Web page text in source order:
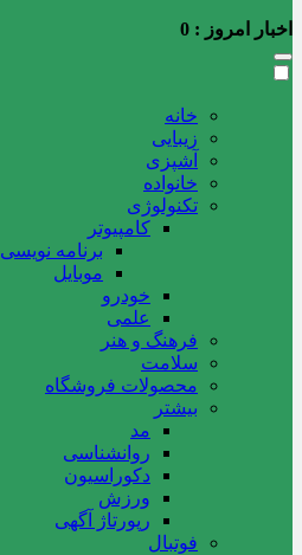
اخبار امروز : 0
خانه
زیبایی
آشپزی
خانواده
تکنولوژی
کامپیوتر
برنامه نویسی
موبایل
خودرو
علمی
فرهنگ و هنر
سلامت
محصولات فروشگاه
بیشتر
مد
روانشناسی
دکوراسیون
ورزش
رپورتاژ آگهی
فوتبال